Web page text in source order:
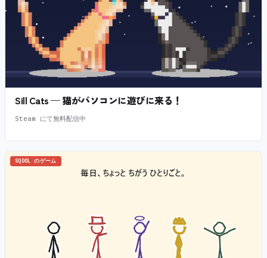
Sill Cats — 猫がパソコンに遊びに来る！
Steam にて無料配信中
SQOOL のゲーム